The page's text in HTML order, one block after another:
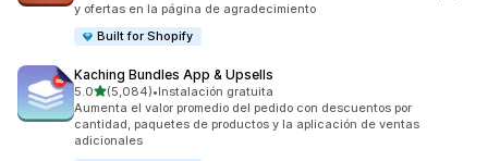
y ofertas en la página de agradecimiento
Built for Shopify
Kaching Bundles App & Upsells
5.0de 5 estrellas
(5,084)
5084 reseñas en total
•Instalación gratuita
Aumenta el valor promedio del pedido con descuentos por
cantidad, paquetes de productos y la aplicación de ventas
adicionales